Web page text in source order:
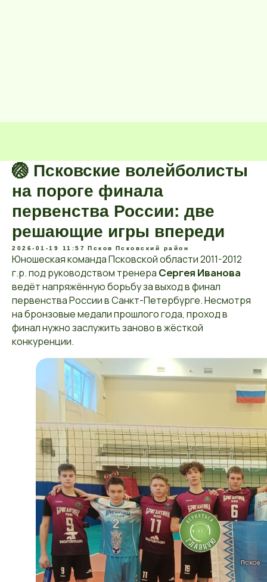
🏐 Псковские волейболисты
на пороге финала
первенства России: две
решающие игры впереди
2026-01-19 11:57 Псков Псковский район
Юношеская команда Псковской области 2011-2012
г.р. под руководством тренера Сергея Иванова
ведёт напряжённую борьбу за выход в финал
первенства России в Санкт-Петербурге. Несмотря
на бронзовые медали прошлого года, проход в
финал нужно заслужить заново в жёсткой
конкуренции.